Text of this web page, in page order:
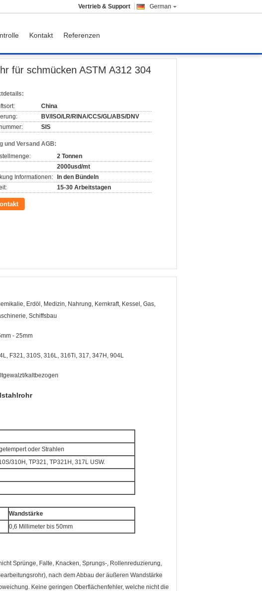
German
Vertrieb & Support
Kontakt Referenzen
für schmücken ASTM A312 304
China
BV/ISO/LR/RINA/CCS/GL/ABS/DNV
SIS
und Versand AGB:
2 Tonnen
2000usd/mt
Informationen:
In den Bündeln
15-30 Arbeitstagen
Erdöl, Medizin, Nahrung, Kernkraft, Kessel, Gas,
Schiffsbau
- 25mm
F321, 310S, 316L, 316Ti, 317, 347H, 904L
kaltbezogen
oder Strahlen
310H, TP321, TP321H, 317L USW.
Wandstärke
0,6 Millimeter bis 50mm
Sprünge, Falte, Knacken, Sprungs-, Rollenreduzierung,
nach dem Abbau der äußeren Wandstärke
Keine geringen Oberflächenfehler, welche nicht die